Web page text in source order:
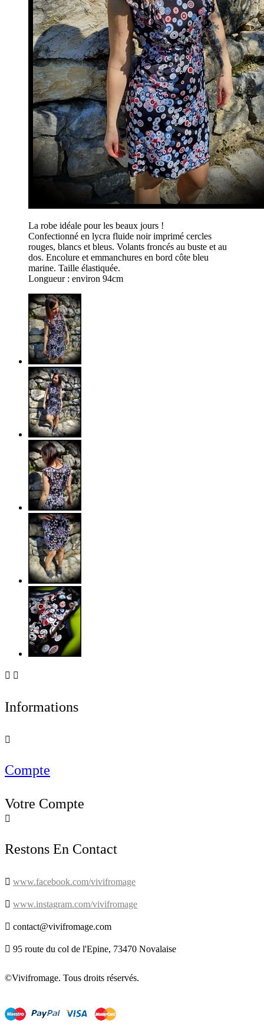
La robe idéale pour les beaux jours !
Confectionné en lycra fluide noir imprimé cercles
rouges, blancs et bleus. Volants froncés au buste et au
dos. Encolure et emmanchures en bord côte bleu
marine. Taille élastiquée.
Longueur : environ 94cm
 
Informations

Compte
Votre Compte

Restons En Contact
 www.facebook.com/vivifromage
 www.instagram.com/vivifromage
 contact@vivifromage.com
 95 route du col de l'Epine, 73470 Novalaise
©Vivifromage. Tous droits réservés.